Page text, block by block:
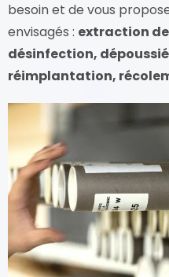
besoin et de vous
envisagés : extraction
désinfection,
réimplantation,